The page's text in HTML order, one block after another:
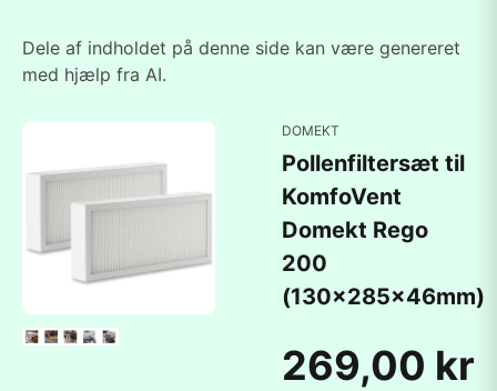
Dele af indholdet på denne side kan være genereret
med hjælp fra AI.
DOMEKT
Pollenfiltersæt til
KomfoVent
Domekt Rego
200
(130x285x46mm)
269,00 kr